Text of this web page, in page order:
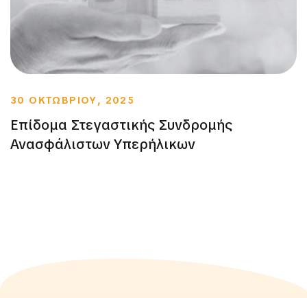
30 ΟΚΤΩΒΡΙΟΥ, 2025
Επίδομα Στεγαστικής Συνδρομής
Ανασφάλιστων Υπερήλικων